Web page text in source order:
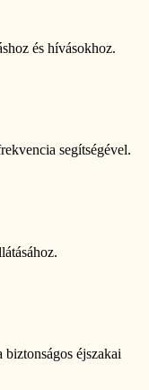
és hívásokhoz.
segítségével.
biztonságos éjszakai